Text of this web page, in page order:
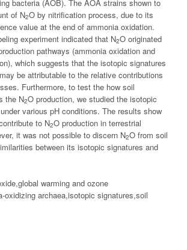
bacteria (AOB). The AOA strains shown to
of N2O by nitrification process, due to its
value at the end of ammonia oxidation.
experiment indicated that N2O originated
pathways (ammonia oxidation and
which suggests that the isotopic signatures
be attributable to the relative contributions
Furthermore, to test the how soil
the N2O production, we studied the isotopic
various pH conditions. The results show
to N2O production in terrestrial
it was not possible to discern N2O from soil
between its isotopic signatures and
warming and ozone
oxidizing archaea,isotopic signatures,soil